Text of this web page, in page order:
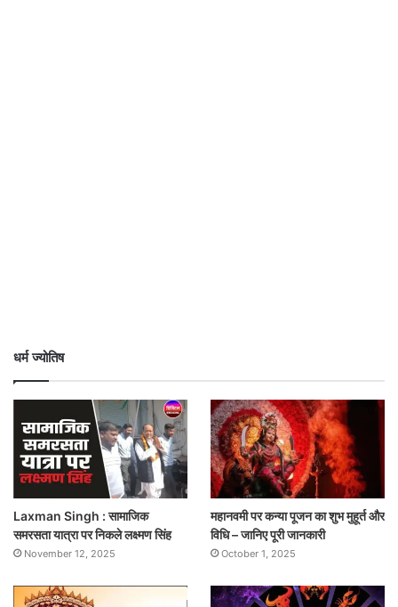
धर्म ज्योतिष
Laxman Singh : सामाजिक
समरसता यात्रा पर निकले लक्ष्मण सिंह
November 12, 2025
महानवमी पर कन्या पूजन का शुभ मुहूर्त और
विधि – जानिए पूरी जानकारी
October 1, 2025